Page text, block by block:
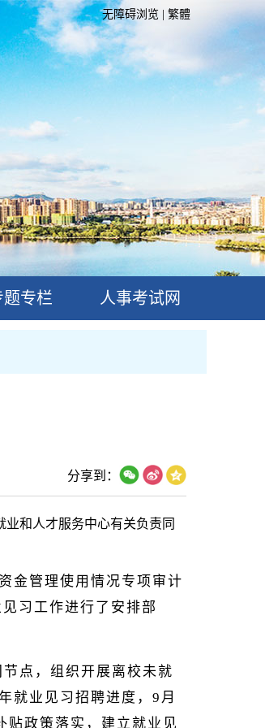
无障碍浏览 繁體
题专栏 人事考试网
分享到：
和人才服务中心有关负责同
金管理使用情况专项审计
习工作进行了安排部
点，组织开展离校未就
就业见习招聘进度，9月
贴政策落实，建立就业见